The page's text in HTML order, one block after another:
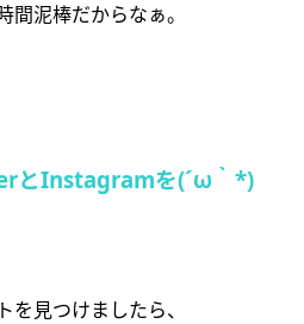
間泥棒だからなぁ。
とInstagramを(´ω｀*)
を見つけましたら、